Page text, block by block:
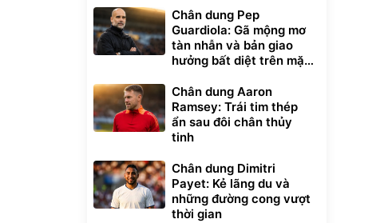
Chân dung Pep
Guardiola: Gã mộng mơ
tàn nhẫn và bản giao
hưởng bất diệt trên mặt
Chân dung Aaron
Ramsey: Trái tim thép
ẩn sau đôi chân thủy
tinh
Chân dung Dimitri
Payet: Kẻ lãng du và
những đường cong vượt
thời gian